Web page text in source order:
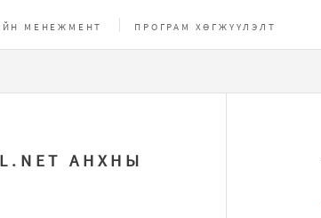
МЕНЕЖМЕНТ ПРОГРАМ ХӨГЖҮҮЛЭЛТ
АНХНЫ